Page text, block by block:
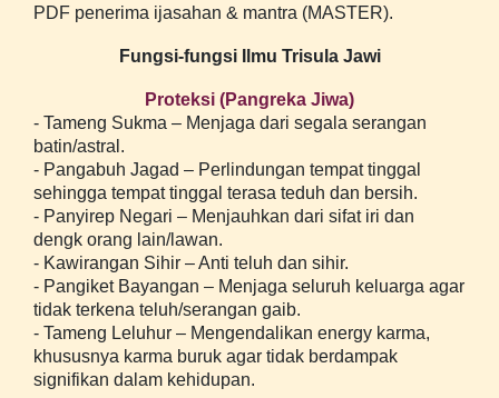
PDF penerima ijasahan & mantra (MASTER).
Fungsi-fungsi Ilmu Trisula Jawi
Proteksi (Pangreka Jiwa)
- Tameng Sukma – Menjaga dari segala serangan
batin/astral.
- Pangabuh Jagad – Perlindungan tempat tinggal
sehingga tempat tinggal terasa teduh dan bersih.
- Panyirep Negari – Menjauhkan dari sifat iri dan
dengk orang lain/lawan.
- Kawirangan Sihir – Anti teluh dan sihir.
- Pangiket Bayangan – Menjaga seluruh keluarga agar
tidak terkena teluh/serangan gaib.
- Tameng Leluhur – Mengendalikan energy karma,
khususnya karma buruk agar tidak berdampak
signifikan dalam kehidupan.